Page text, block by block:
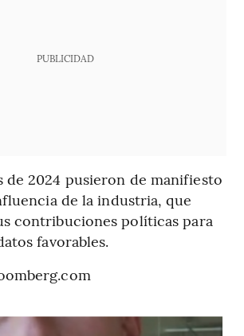
PUBLICIDAD
de 2024 pusieron de manifiesto
de la industria, que
contribuciones políticas para
favorables.